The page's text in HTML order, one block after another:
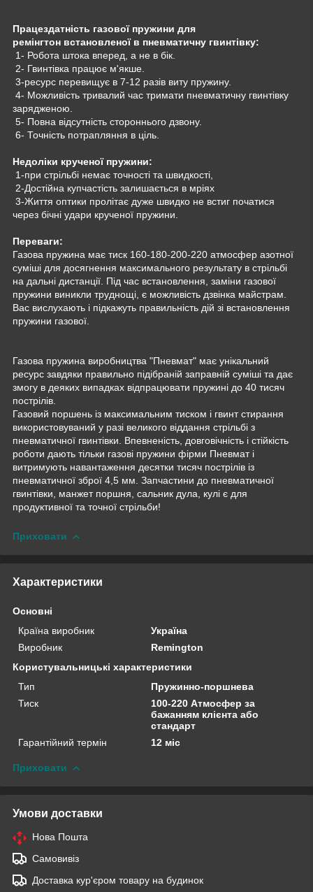
Працездатність газової пружини для
ремінгтон встановленої в пневматичну гвинтівку:
1- Робота штока вперед, а не в бік.
2- Гвинтівка працює м'якше.
3-ресурс перевищує в 7-12 разів виту пружину.
4- Можливість тривалий час тримати пневматичну гвинтівку
зарядженою.
5- Повна відсутність стороннього дзвону.
6- Точність потрапляння в ціль.
Недоліки крученої пружини:
1-при стрільбі немає точності та швидкості,
2-Достійна купчастість залишається в мріях
3-Життя оптики пролітає дуже швидко не встиг початися
через бічні удари крученої пружини.
Переваги:
Газова пружина має тиск 160-180-200-220 атмосфер азотної
суміші для досягнення максимального результату в стрільбі
на дальні дистанції. Під час встановлення, заміни газової
пружини виникли труднощі, є можливість дзвінка майстрам.
Вас вислухають і підкажуть правильність дій зі встановлення
пружини газової.
Газова пружина виробництва "Пневмат" має унікальний
ресурс завдяки правильно підібраній заправній суміші та дає
змогу в деяких випадках відпрацювати пружині до 40 тисяч
пострілів.
Газовий поршень із максимальним тиском і гвинт стирання
використовуваний у разі великого віддання стрільбі з
пневматичної гвинтівки. Впевненість, довговічність і стійкість
роботи дають тільки газові пружини фірми Пневмат і
витримують навантаження десятки тисяч пострілів із
пневматичної зброї 4,5 мм. Запчастини до пневматичної
гвинтівки, манжет поршня, сальник дула, кулі є для
продуктивної та точної стрільби!
Приховати
Характеристики
Основні
Країна виробник
Україна
Виробник
Remington
Користувальницькі характеристики
Тип
Пружинно-поршнева
Тиск
100-220 Атмосфер за
бажанням клієнта або
стандарт
Гарантійний термін
12 міс
Приховати
Умови доставки
Нова Пошта
Самовивіз
Доставка кур'єром товару на будинок